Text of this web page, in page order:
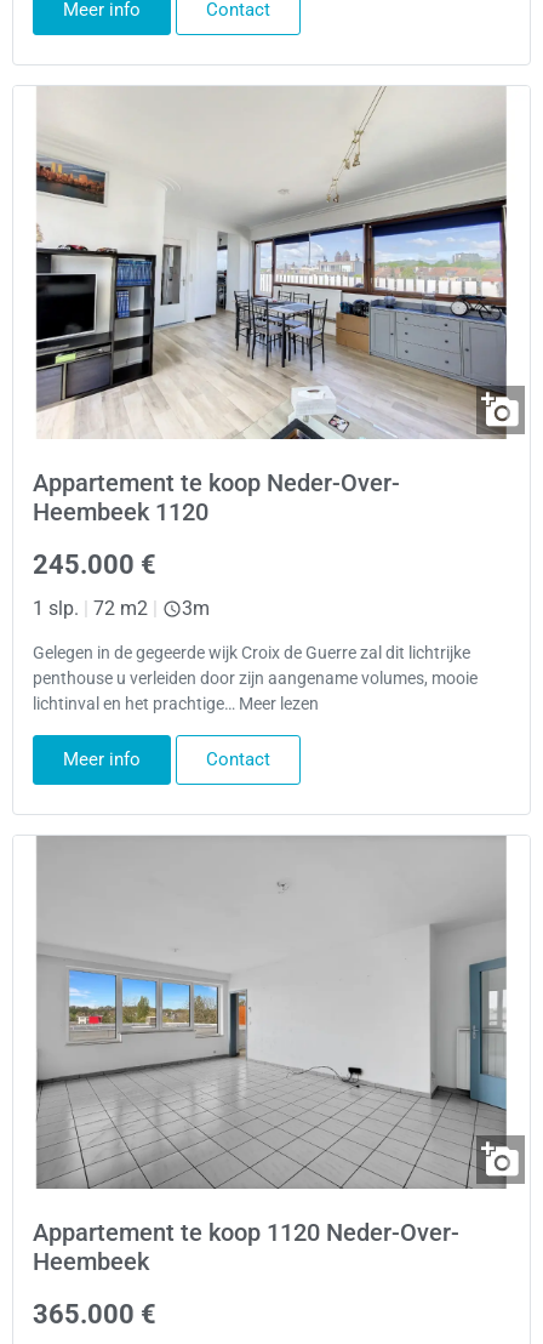
Meer info Contact
Appartement te koop Neder-Over-
Heembeek 1120
245.000 €
1 slp. | 72 m2 | 3m
Gelegen in de gegeerde wijk Croix de Guerre zal dit lichtrijke
penthouse u verleiden door zijn aangename volumes, mooie
lichtinval en het prachtige… Meer lezen
Meer info Contact
Appartement te koop 1120 Neder-Over-
Heembeek
365.000 €